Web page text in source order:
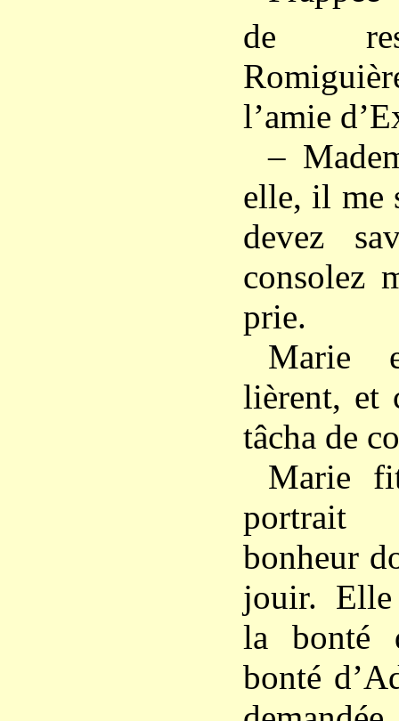
de
l’amie
–
elle, il me
devez
consolez
prie.
Marie
lièrent, et
tâcha de
Marie
portrait
bonheur
jouir.
la bonté
bonté